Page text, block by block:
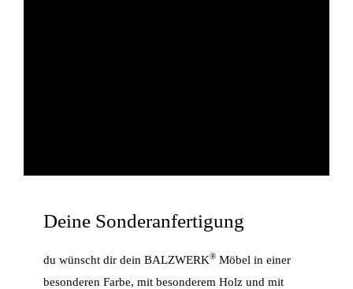
Deine Sonderanfertigung
du wünscht dir dein BALZWERK® Möbel in einer
besonderen Farbe, mit besonderem Holz und mit